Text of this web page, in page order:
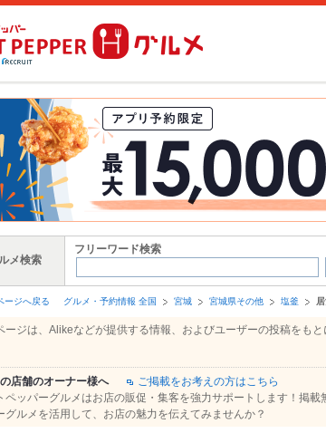
メ検索
フリーワード検索
ージへ戻る グルメ・予約情報 全国 宮城 宮城県その他 塩釜
ージは、Alikeなどが提供する情報、およびユーザーの投稿をも
店舗のオーナー様へ
ご掲載をお考えの方はこちら
ペッパーグルメはお店の販促・集客を強力サポートします！掲
グルメを活用して、お店の魅力を伝えてみませんか？